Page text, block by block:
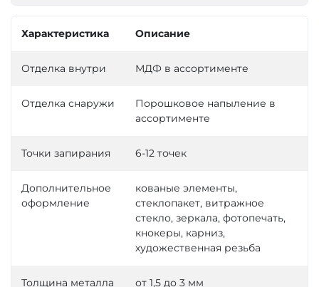
Характеристика Описание
Отделка внутри МДФ в ассортименте
Отделка снаружи
Порошковое напыление в
ассортименте
Точки запирания 6-12 точек
Дополнительное
оформление
кованые элементы,
стеклопакет, витражное
стекло, зеркала, фотопечать,
кнокеры, карниз,
художественная резьба
Толщина металла от 1,5 до 3 мм